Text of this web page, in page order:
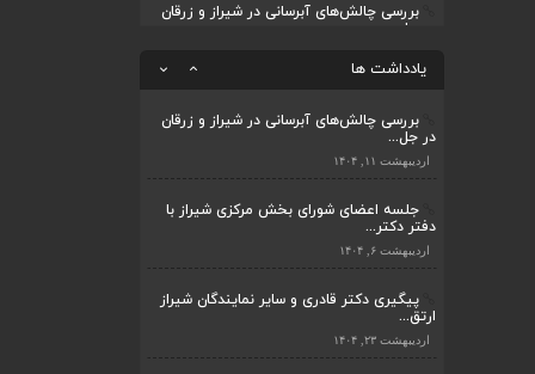
بررسی چالش‌های آبرسانی در شیراز و زرقان
در جل...
یادداشت ها
قادری نماینده مردم شیراز و زرقان در مجلس
اردیبهشت ۲۲, ۱۴۰۴
بررسی چالش‌های آبرسانی در شیراز و زرقان
در جل...
اردیبهشت ۱۱, ۱۴۰۴
جلسه اعضای شورای بخش مرکزی شیراز با
دفتر دکتر...
اردیبهشت ۶, ۱۴۰۴
پیگیری دکتر قادری و سایر نمایندگان شیراز
ارتق...
اردیبهشت ۲۳, ۱۴۰۴